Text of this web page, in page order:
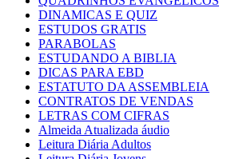
DINAMICAS E QUIZ
ESTUDOS GRATIS
PARABOLAS
ESTUDANDO A BIBLIA
DICAS PARA EBD
ESTATUTO DA ASSEMBLEIA
CONTRATOS DE VENDAS
LETRAS COM CIFRAS
Almeida Atualizada áudio
Leitura Diária Adultos